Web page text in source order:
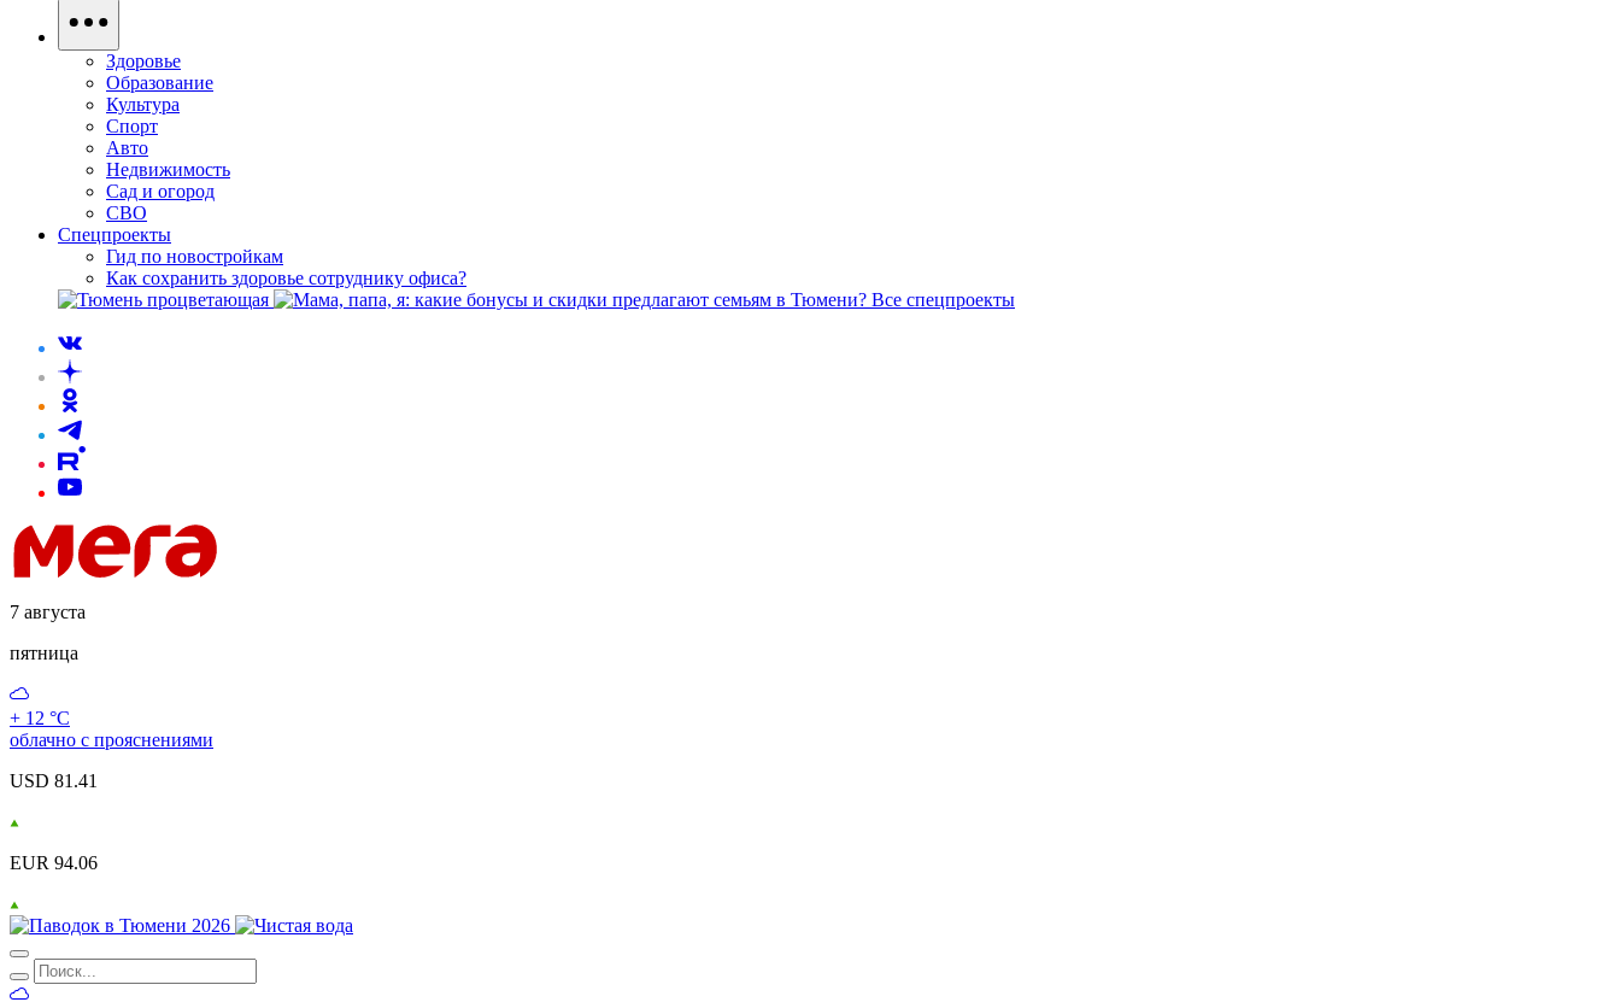
Здоровье
Образование
Культура
Спорт
Авто
Недвижимость
Сад и огород
СВО
Спецпроекты
Гид по новостройкам
Как сохранить здоровье сотруднику офиса?
Все спецпроекты
7 августа
пятница
+ 12 °С
облачно с прояснениями
USD 81.41
EUR 94.06